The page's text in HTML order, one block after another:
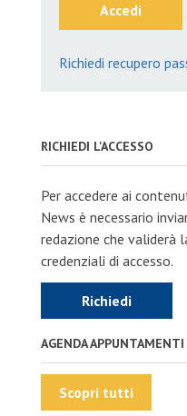
Accedi
Richiedi recupero
RICHIEDI L'ACCESSO
Per accedere ai
News è necessario
redazione che validerà
credenziali di accesso.
Richiedi
AGENDA APPUNTAMENTI
Scopri tutti